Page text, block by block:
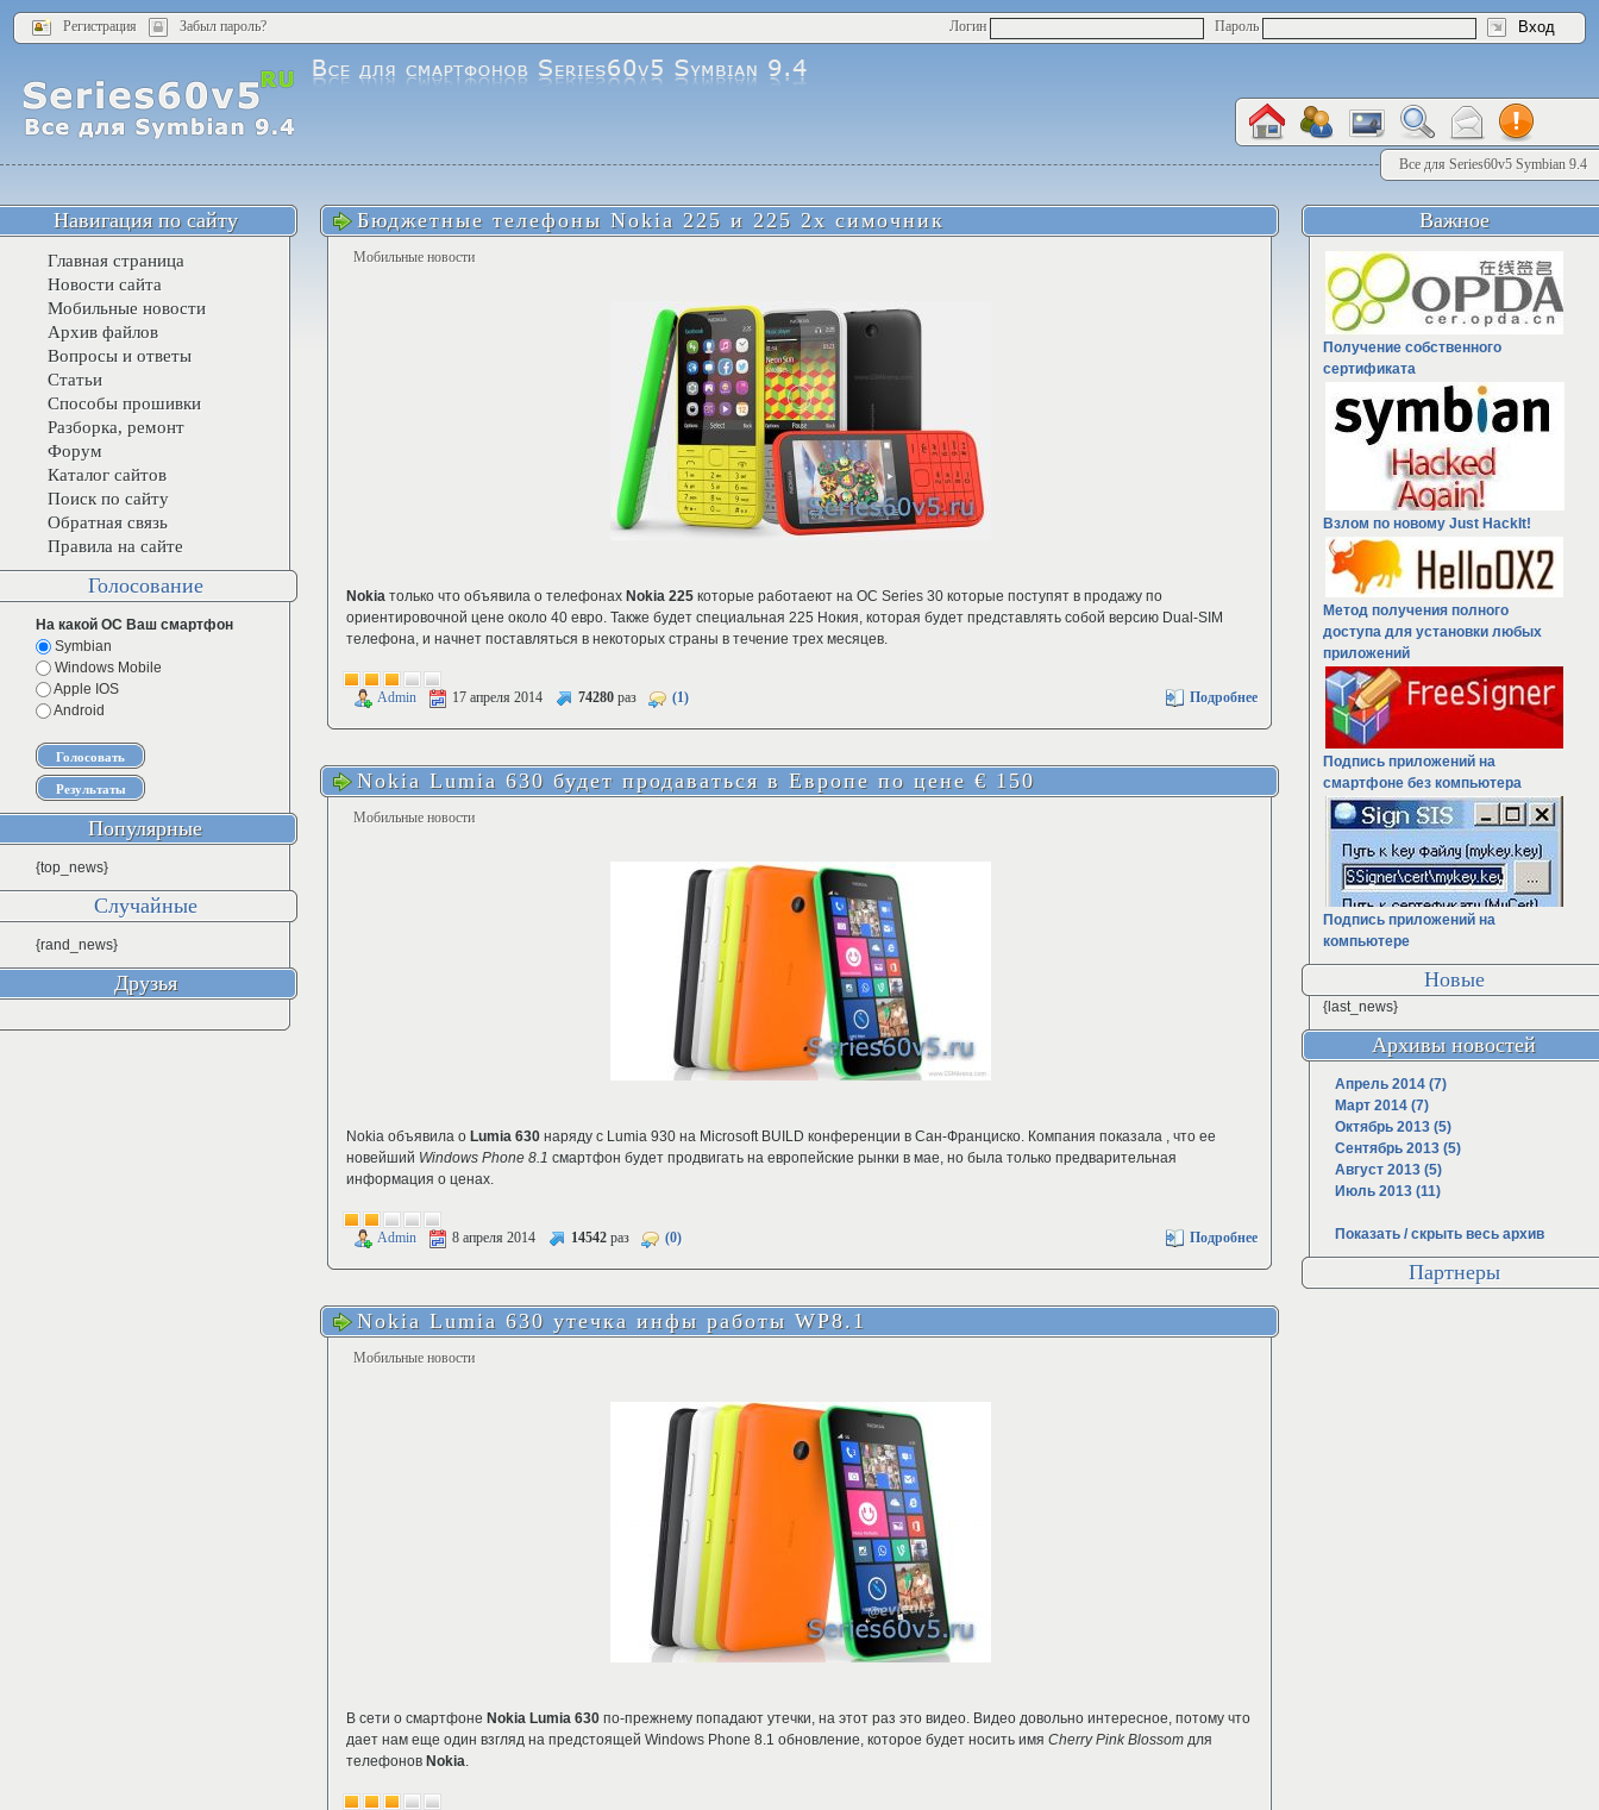
Регистрация Забыл пароль? Логин Пароль
Все для Series60v5 Symbian 9.4
Бюджетные телефоны Nokia 225 и 225 2х симочник
Мобильные новости
Nokia только что объявила о телефонах Nokia 225 которые работаеют на ОС Series 30 которые поступят в продажу по
ориентировочной цене около 40 евро. Также будет специальная 225 Нокия, которая будет представлять собой версию Dual-SIM
телефона, и начнет поставляться в некоторых страны в течение трех месяцев.
Admin 17 апреля 2014 74280 раз (1) Подробнее
Nokia Lumia 630 будет продаваться в Европе по цене € 150
Мобильные новости
Nokia объявила о Lumia 630 наряду с Lumia 930 на Microsoft BUILD конференции в Сан-Франциско. Компания показала , что ее
новейший Windows Phone 8.1 смартфон будет продвигать на европейские рынки в мае, но была только предварительная
информация о ценах.
Admin 8 апреля 2014 14542 раз (0) Подробнее
Nokia Lumia 630 утечка инфы работы WP8.1
Мобильные новости
В сети о смартфоне Nokia Lumia 630 по-прежнему попадают утечки, на этот раз это видео. Видео довольно интересное, потому что
дает нам еще один взгляд на предстоящей Windows Phone 8.1 обновление, которое будет носить имя Cherry Pink Blossom для
телефонов Nokia.
Навигация по сайту
Главная страница
Новости сайта
Мобильные новости
Архив файлов
Вопросы и ответы
Статьи
Способы прошивки
Разборка, ремонт
Форум
Каталог сайтов
Поиск по сайту
Обратная связь
Правила на сайте
Голосование
На какой ОС Ваш смартфон
Symbian
Windows Mobile
Apple IOS
Android
Популярные
{top_news}
Случайные
{rand_news}
Друзья
Важное
Получение собственного
сертификата
Взлом по новому Just HackIt!
Метод получения полного
доступа для установки любых
приложений
Подпись приложений на
смартфоне без компьютера
Подпись приложений на
компьютере
Новые
{last_news}
Архивы новостей
Апрель 2014 (7)
Март 2014 (7)
Октябрь 2013 (5)
Сентябрь 2013 (5)
Август 2013 (5)
Июль 2013 (11)
Показать / скрыть весь архив
Партнеры